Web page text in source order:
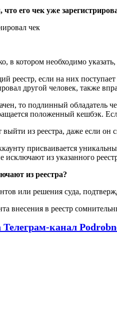
его чек уже
чек
котором необходимо
реестр, если на них
другой человек, также
то подлинный обладатель
положенный кешбэк.
из реестра, даже если он
присваивается
исключают из указанного
из реестра?
или решения суда,
внесения в реестр
канал